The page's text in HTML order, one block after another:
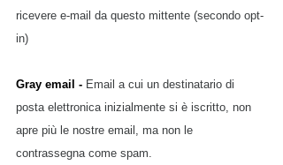
ricevere e-mail da questo mittente (secondo opt-
in)
Gray email - Email a cui un destinatario di
posta elettronica inizialmente si è iscritto, non
apre più le nostre email, ma non le
contrassegna come spam.